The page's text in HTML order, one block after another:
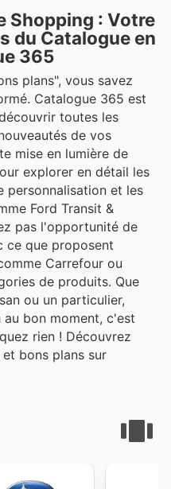
Shopping : Votre
du Catalogue en
365
plans", vous savez
Catalogue 365 est
toutes les
de vos
mise en lumière de
explorer en détail les
personnalisation et les
Ford Transit &
pas l'opportunité de
ce que proposent
Carrefour ou
de produits. Que
ou un particulier,
bon moment, c'est
rien ! Découvrez
bons plans sur